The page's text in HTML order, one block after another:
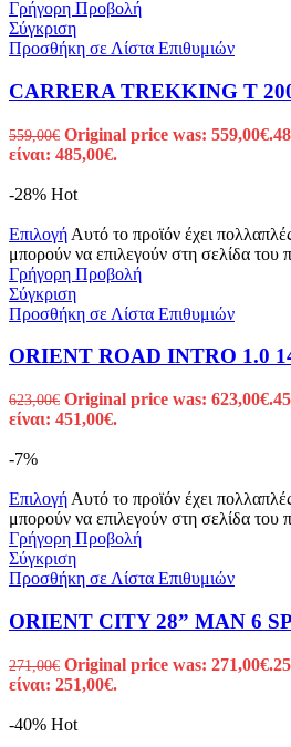
Γρήγορη Προβολή
Σύγκριση
Προσθήκη σε Λίστα Επιθυμιών
CARRERA TREKKING T
559,00€ Original price was: 559,00€.
είναι: 485,00€.
-28% Hot
Επιλογή Αυτό το προϊόν έχει
μπορούν να επιλεγούν στη σελίδα του
Γρήγορη Προβολή
Σύγκριση
Προσθήκη σε Λίστα Επιθυμιών
ORIENT ROAD INTRO 1.0
623,00€ Original price was: 623,00€.
είναι: 451,00€.
-7%
Επιλογή Αυτό το προϊόν έχει
μπορούν να επιλεγούν στη σελίδα του
Γρήγορη Προβολή
Σύγκριση
Προσθήκη σε Λίστα Επιθυμιών
ORIENT CITY 28” MAN 6
271,00€ Original price was: 271,00€.
είναι: 251,00€.
-40% Hot